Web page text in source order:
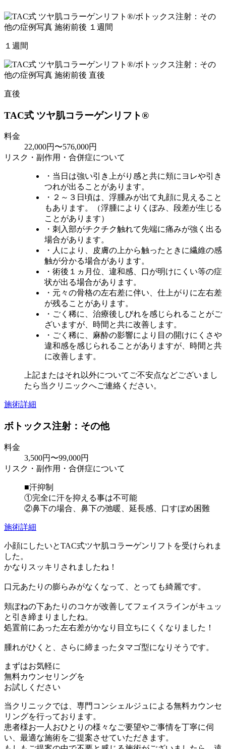
１週間
直後
TAC式 ツヤ肌コラーゲンリフト®
料金
22,000円〜576,000円
リスク・副作用・合併症について
・当日は強い引き上がり感と共に頬にヨレや引き
つれが出ることがあります。
・２～３日頃は、浮腫みが出て丸顔に見えること
もあります。（浮腫によりくぼみ、段差が生じる
ことがあります）
・刺入部がチクチク触れて先端に痛みが強く出る
場合があります。
・人により、皮膚の上から触ったときに繊維の感
触が分かる場合があります。
・術後１ヵ月位、違和感、口が明けにくい等の症
状が出る場合があります。
・元々の骨格の左右差に伴い、仕上がりに左右差
が残ることがあります。
・ごく稀に、治療後しびれを感じられることがご
ざいますが、時間と共に改善します。
・ごく稀に、麻酔の影響により目の開けにくさや
違和感を感じられることがありますが、時間と共
に改善します。
上記またはそれ以外についてご不安点などございまし
たら当クリニックへご連絡ください。
施術詳細
ボトックス注射：その他
料金
3,500円〜99,000円
リスク・副作用・合併症について
■汗抑制
①完全に汗を抑える事は不可能
②鼻下の場合、鼻下の弛暖、延長感、口すぼめ困難
施術詳細
小顔にしたいとTAC式ツヤ肌コラーゲンリフトを受けられま
した。
かなりスッキリされましたね！
口元あたりの膨らみがなくなって、とっても綺麗です。
頬ぼねの下あたりのコケが改善してフェイスラインがキュッ
と引き締まりましたね。
処置前にあった左右差がかなり目立ちにくくなりました！
腫れがひくと、さらに締まったタマゴ型になりそうです。
まずはお気軽に
無料カウンセリングを
お試しください
当クリニックでは、専門コンシェルジュによる無料カウンセ
リングを行っております。
患者様お一人おひとりの様々なご要望やご事情を丁寧に伺
い、最適な施術をご提案させていただきます。